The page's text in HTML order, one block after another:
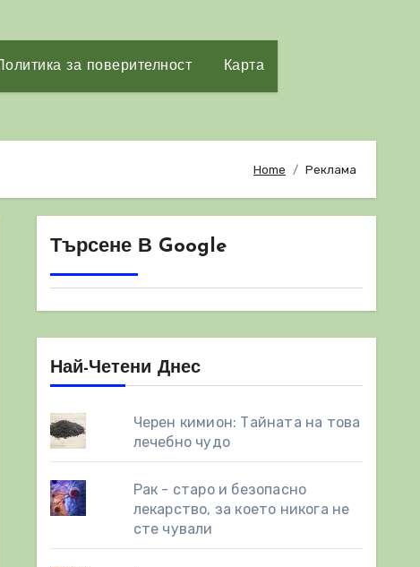
Политика за поверителност Карта
Home Реклама
Търсене В Google
Най-Четени Днес
Черен кимион: Тайната на това
лечебно чудо
Рак - старо и безопасно
лекарство, за което никога не
сте чували